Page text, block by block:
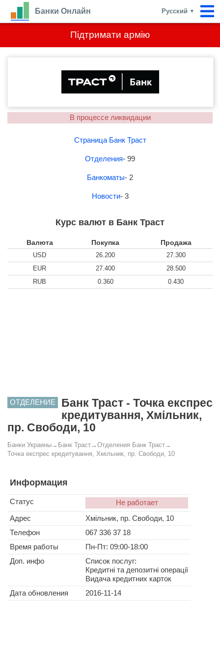
Підтримати армію
Банки Онлайн Русский ▼
В процессе ликвидации
Страница Банк Траст
Отделения- 99
Банкоматы- 2
Новости- 3
Курс валют в Банк Траст
Валюта Покупка Продажа
USD 26.200
27.300
EUR
27.400
28.500
RUB
0.360 0.430
ОТДЕЛЕНИЕ
Банк Траст - Точка експрес
кредитування, Хмільник,
пр. Свободи, 10
Банки Украины→ Банк Траст→ Отделения Банк Траст→
Точка експрес кредитування, Хмільник, пр. Свободи, 10
Информация
Статус
Не работает
Адрес
Хмільник, пр. Свободи, 10
Телефон
067 336 37 18
Время работы
Пн-Пт: 09:00-18:00
Доп. инфо
Список послуг:
Кредитні та депозитні операції
Видача кредитних карток
Дата обновления
2016-11-14